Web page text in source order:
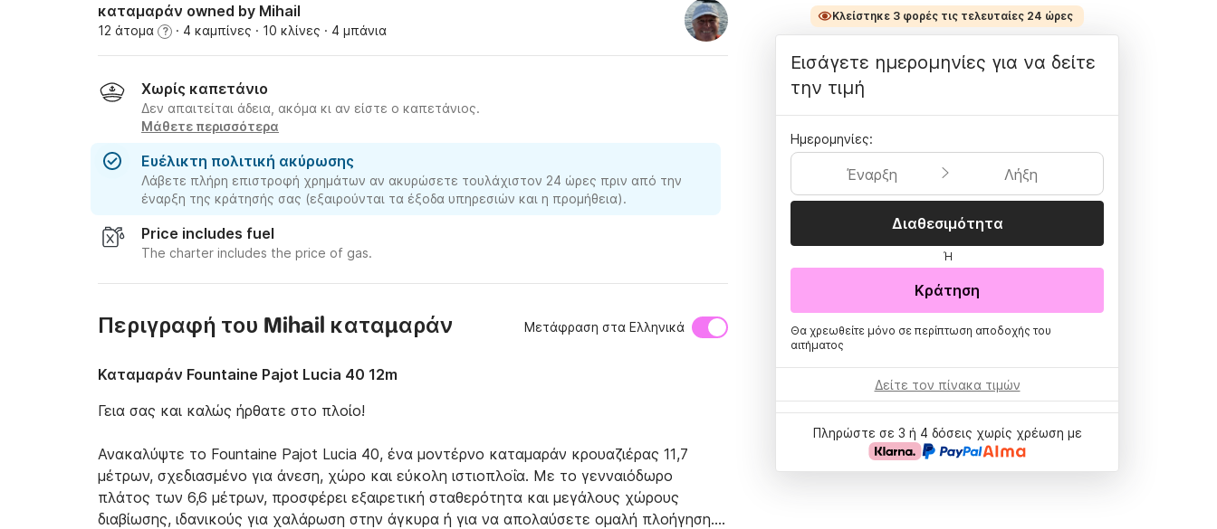
καταμαράν owned by Mihail
12 άτομα ? · 4 καμπίνες · 10 κλίνες · 4 μπάνια
Χωρίς καπετάνιο
Δεν απαιτείται άδεια, ακόμα κι αν είστε ο καπετάνιος.
Μάθετε περισσότερα
Ευέλικτη πολιτική ακύρωσης
Λάβετε πλήρη επιστροφή χρημάτων αν ακυρώσετε τουλάχιστον 24 ώρες πριν από την
έναρξη της κράτησής σας (εξαιρούνται τα έξοδα υπηρεσιών και η προμήθεια).
Price includes fuel
The charter includes the price of gas.
Περιγραφή του Mihail καταμαράν Μετάφραση στα Ελληνικά
Καταμαράν Fountaine Pajot Lucia 40 12m
Γεια σας και καλώς ήρθατε στο πλοίο!
Ανακαλύψτε το Fountaine Pajot Lucia 40, ένα μοντέρνο καταμαράν κρουαζιέρας 11,7
μέτρων, σχεδιασμένο για άνεση, χώρο και εύκολη ιστιοπλοΐα. Με το γενναιόδωρο
πλάτος των 6,6 μέτρων, προσφέρει εξαιρετική σταθερότητα και μεγάλους χώρους
διαβίωσης, ιδανικούς για χαλάρωση στην άγκυρα ή για να απολαύσετε ομαλή πλοήγηση.
Κλείστηκε 3 φορές τις τελευταίες 24 ώρες
Εισάγετε ημερομηνίες για να δείτε
την τιμή
Ημερομηνίες:
Έναρξη Λήξη
Διαθεσιμότητα
Ή
Κράτηση
Θα χρεωθείτε μόνο σε περίπτωση αποδοχής του
αιτήματος
Δείτε τον πίνακα τιμών
Πληρώστε σε 3 ή 4 δόσεις χωρίς χρέωση με